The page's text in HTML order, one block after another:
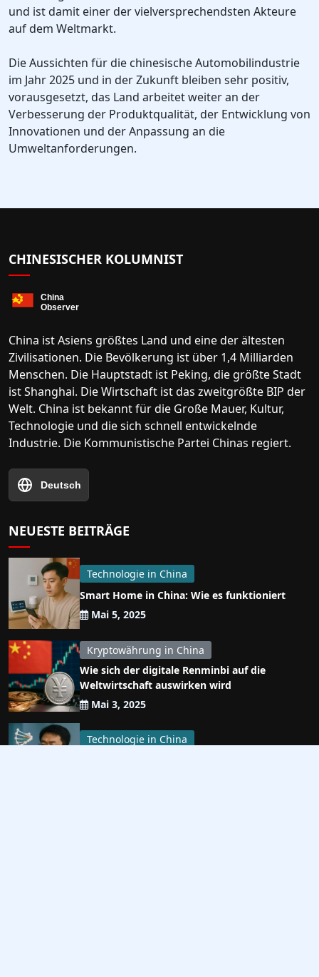
und ist damit einer der vielversprechendsten Akteure
auf dem Weltmarkt.
Die Aussichten für die chinesische Automobilindustrie
im Jahr 2025 und in der Zukunft bleiben sehr positiv,
vorausgesetzt, das Land arbeitet weiter an der
Verbesserung der Produktqualität, der Entwicklung von
Innovationen und der Anpassung an die
Umweltanforderungen.
CHINESISCHER KOLUMNIST
China ist Asiens größtes Land und eine der ältesten
Zivilisationen. Die Bevölkerung ist über 1,4 Milliarden
Menschen. Die Hauptstadt ist Peking, die größte Stadt
ist Shanghai. Die Wirtschaft ist das zweitgrößte BIP der
Welt. China ist bekannt für die Große Mauer, Kultur,
Technologie und die sich schnell entwickelnde
Industrie. Die Kommunistische Partei Chinas regiert.
Deutsch
NEUESTE BEITRÄGE
Technologie in China
Smart Home in China: Wie es funktioniert
Mai 5, 2025
Kryptowährung in China
Wie sich der digitale Renminbi auf die
Weltwirtschaft auswirken wird
Mai 3, 2025
Technologie in China